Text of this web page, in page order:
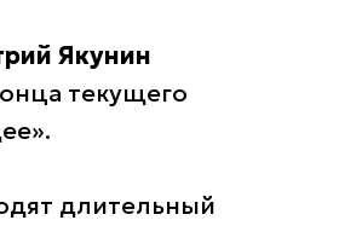
Якунин
текущего
длительный